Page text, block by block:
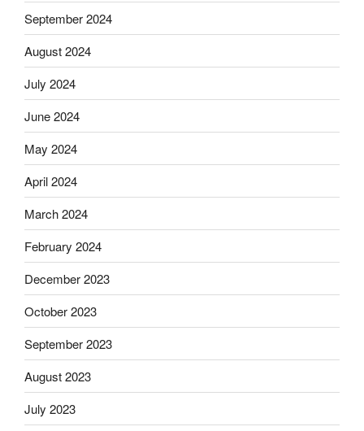
September 2024
August 2024
July 2024
June 2024
May 2024
April 2024
March 2024
February 2024
December 2023
October 2023
September 2023
August 2023
July 2023